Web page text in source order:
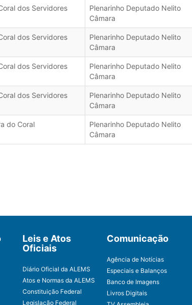
dos Servidores
Plenarinho Deputado Nelito
Câmara
dos Servidores
Plenarinho Deputado Nelito
Câmara
dos Servidores
Plenarinho Deputado Nelito
Câmara
dos Servidores
Plenarinho Deputado Nelito
Câmara
do Coral
Plenarinho Deputado Nelito
Câmara
Leis e Atos
Oficiais
Diário Oficial da ALEMS
Atos e Normas da ALEMS
Constituição Federal
Legislação Federal
Comunicação
Agência de Notícias
Especiais e Balanços
Banco de Imagens
Livros Digitais